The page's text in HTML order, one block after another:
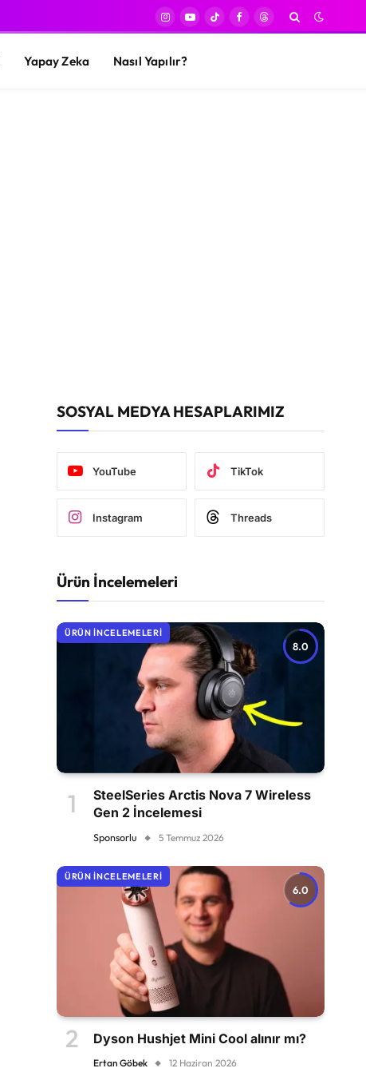
Instagram
YouTube
TikTokFacebook
Threads
Yapay Zeka Nasıl Yapılır?
SOSYAL MEDYA HESAPLARIMIZ
YouTube TikTok
Instagram Threads
Ürün İncelemeleri
8.0
ÜRÜN İNCELEMELERI
SteelSeries Arctis Nova 7 Wireless
Gen 2 İncelemesi
Sponsorlu 5 Temmuz 2026
6.0
ÜRÜN İNCELEMELERI
Dyson Hushjet Mini Cool alınır mı?
Ertan Göbek 12 Haziran 2026